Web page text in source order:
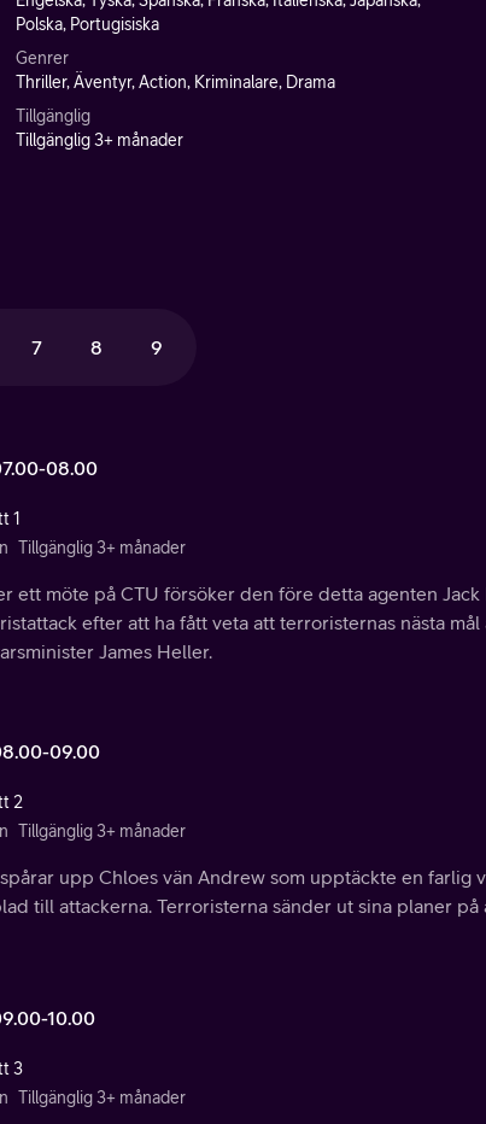
Polska, Portugisiska
Genrer
Thriller, Äventyr, Action, Kriminalare, Drama
Tillgänglig
Tillgänglig 3+ månader
7 8 9
08.00
1
Tillgänglig 3+ månader
ett möte på CTU försöker den före detta agenten
efter att ha fått veta att terroristernas nästa mål
James Heller.
09.00
2
Tillgänglig 3+ månader
upp Chloes vän Andrew som upptäckte en farlig
till attackerna. Terroristerna sänder ut sina planer på
10.00
3
Tillgänglig 3+ månader